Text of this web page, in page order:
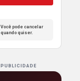
Você pode cancelar
quando quiser.
PUBLICIDADE